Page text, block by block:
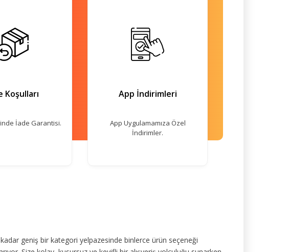
Koşulları
İade Garantisi.
App İndirimleri
App Uygulamamıza Özel
İndirimler.
geniş bir kategori yelpazesinde binlerce ürün seçeneği